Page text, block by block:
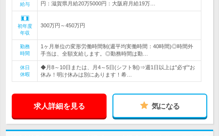
給与
円：滋賀県月給20万5000円：大阪府月給19万…
初年度
年収
300万円～450万円
勤務
時間
1ヶ月単位の変形労働時間制(週平均実働時間：40時間)◎時間外
手当は、全額支給します。◎勤務時間は勤…
休日
休暇
◆月8～10日または、月4～5日(シフト制)⇒週1日以上は"必ず"お
休み！明け休みは別にあります！希…
求人詳細を見る 気になる